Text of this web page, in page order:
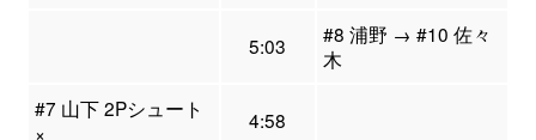
5:03
#8 浦野 → #10 佐々
木
#7 山下 2Pシュート
×
4:58